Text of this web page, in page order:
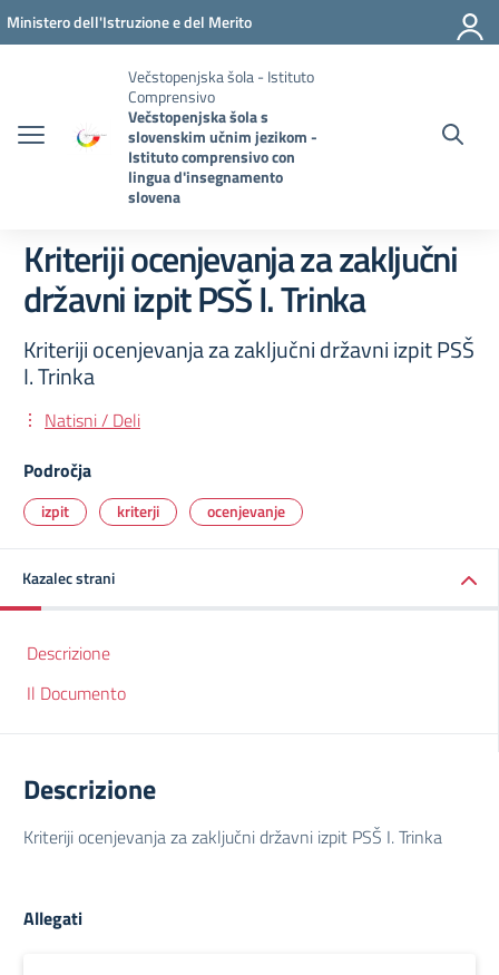
Pojdi na vsebino
Vai al menu di navigazione
Vai al footer
Ministero dell'Istruzione e del Merito
Večstopenjska šola - Istituto
Comprensivo
Večstopenjska šola s
slovenskim učnim jezikom -
Istituto comprensivo con
lingua d'insegnamento
slovena
Kriteriji ocenjevanja za zaključni
državni izpit PSŠ I. Trinka
Kriteriji ocenjevanja za zaključni državni izpit PSŠ
I. Trinka
Natisni / Deli
Področja
izpit kriterji ocenjevanje
Kazalec strani
Descrizione
Il Documento
Descrizione
Kriteriji ocenjevanja za zaključni državni izpit PSŠ I. Trinka
Allegati